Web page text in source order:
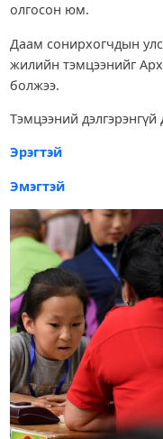
олгосон юм.
Даам сонирхогчдын
жилийн тэмцээнийг
болжээ.
Тэмцээний дэлгэрэнгүй
Эрэгтэй
Эмэгтэй